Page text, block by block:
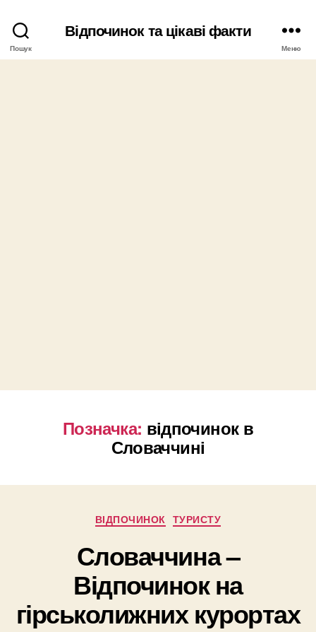
Пошук
Відпочинок та цікаві факти
Меню
Позначка: відпочинок в
Словаччині
Категорії
ВІДПОЧИНОК ТУРИСТУ
Словаччина –
Відпочинок на
гірськолижних курортах